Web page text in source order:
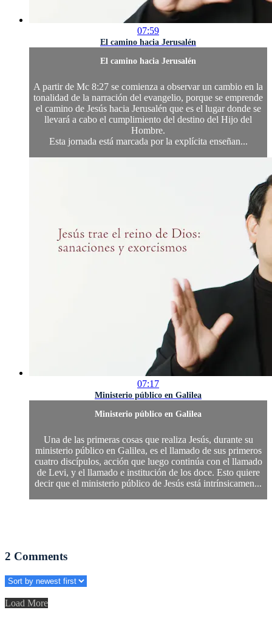
07:59
El camino hacia Jerusalén
El camino hacia Jerusalén
A partir de Mc 8:27 se comienza a observar un cambio en la
tonalidad de la narración del evangelio, porque se emprende
el camino de Jesús hacia Jerusalén que es el lugar donde se
llevará a cabo el cumplimiento del destino del Hijo del
Hombre.
Esta jornada está marcada por la explícita enseñan...
07:17
Ministerio público en Galilea
Ministerio público en Galilea
Una de las primeras cosas que realiza Jesús, durante su
ministerio público en Galilea, es el llamado de sus primeros
cuatro discípulos, acción que luego continúa con el llamado
de Levi, y el llamado e institución de los doce. Esto quiere
decir que el ministerio público de Jesús está intrínsicamen...
2 Comments
Load More